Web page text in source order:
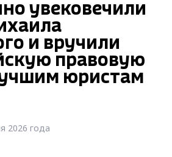
увековечили
и вручили
правовую
юристам
2026 года